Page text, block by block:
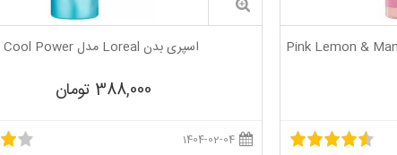
اسپری بدن Loreal مدل Cool Power
388,000 تومان